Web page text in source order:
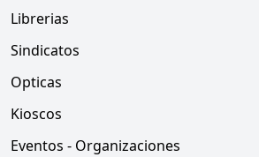
Librerias
Sindicatos
Opticas
Kioscos
Eventos - Organizaciones